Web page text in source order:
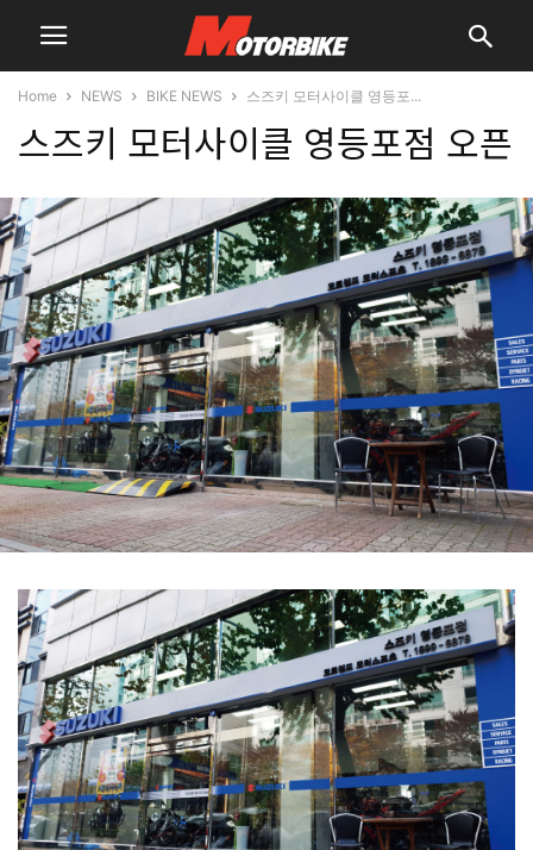
Home NEWS BIKE NEWS 스즈키 모터사이클 영등포...
스즈키 모터사이클 영등포점 오픈